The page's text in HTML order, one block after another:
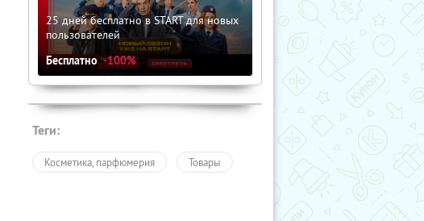
25 дней бесплатно в START для новых
пользователей
Бесплатно -100%
Теги:
Косметика, парфюмерия Товары